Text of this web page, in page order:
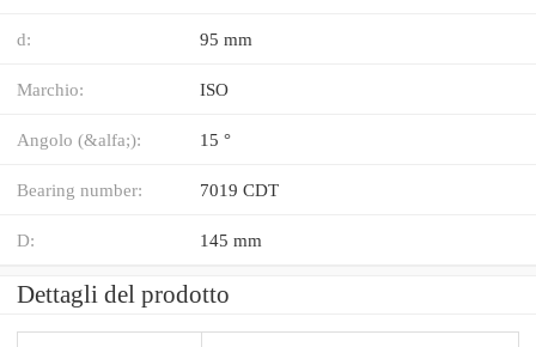
d: 95 mm
Marchio: ISO
Angolo (&alfa;): 15 °
Bearing number: 7019 CDT
D: 145 mm
Dettagli del prodotto